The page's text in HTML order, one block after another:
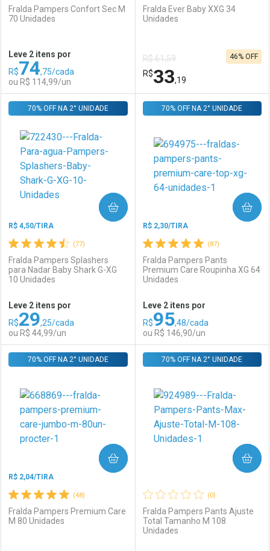
Comprar sem Desconto
Por R$ 70,12/cada
Comprar sem Desconto
Por R$ 70,12/cada
Comprar sem Desconto
Por R$ 114,99/cada
Comprar sem Desconto
Por R$ 114,99/cada
Fralda Pampers Confort Sec M
70 Unidades
Leve 2 itens por
R$74,75/cada
ou R$ 114,99/un
FECHAR
Laboratório
Comprar sem Desconto
Por R$ 114,99/cada
FECHAR
Por Menos
Comprar sem Desconto
Por R$ 114,99/cada
Fralda Ever Baby XXG 34
Unidades
R$ 61,59
R$33,19
46% OFF
Laboratório
Comprar sem Desconto
Por R$ 33,19/cada
Por Menos
Comprar sem Desconto
Por R$ 33,19/cada
(77)
R$ 4,50/TIRA
Fralda Pampers Splashers
para Nadar Baby Shark G-XG
10 Unidades
70% OFF NA 2° UNIDADE
Leve 2 itens por
R$29,25/cada
ou R$ 44,99/un
COMPRAR
FECHAR
Laboratório
FECHAR
Por Menos
(87)
R$ 2,30/TIRA
Fralda Pampers Pants
Premium Care Roupinha XG 64
Unidades
70% OFF NA 2° UNIDADE
Leve 2 itens por
R$95,48/cada
ou R$ 146,90/un
COMPRAR
Laboratório
Por Menos
(48)
R$ 2,04/TIRA
Fralda Pampers Premium Care
M 80 Unidades
70% OFF NA 2° UNIDADE
COMPRAR
(0)
Fralda Pampers Pants Ajuste
Total Tamanho M 108
Unidades
70% OFF NA 2° UNIDADE
COMPRAR